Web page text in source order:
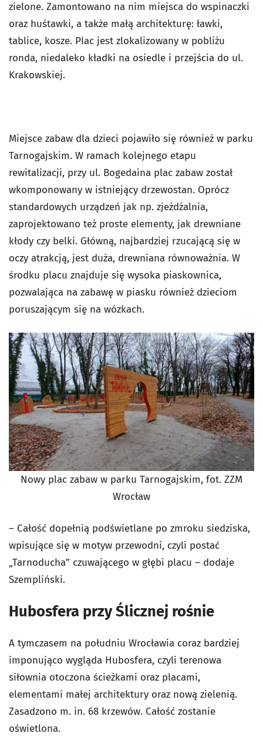
zielone. Zamontowano na nim miejsca do wspinaczki
oraz huśtawki, a także małą architekturę: ławki,
tablice, kosze. Plac jest zlokalizowany w pobliżu
ronda, niedaleko kładki na osiedle i przejścia do ul.
Krakowskiej.
Miejsce zabaw dla dzieci pojawiło się również w parku
Tarnogajskim. W ramach kolejnego etapu
rewitalizacji, przy ul. Bogedaina plac zabaw został
wkomponowany w istniejący drzewostan. Oprócz
standardowych urządzeń jak np. zjeżdżalnia,
zaprojektowano też proste elementy, jak drewniane
kłody czy belki. Główną, najbardziej rzucającą się w
oczy atrakcją, jest duża, drewniana równoważnia. W
środku placu znajduje się wysoka piaskownica,
pozwalająca na zabawę w piasku również dzieciom
poruszającym się na wózkach.
Nowy plac zabaw w parku Tarnogajskim, fot. ZZM
Wrocław
– Całość dopełnią podświetlane po zmroku siedziska,
wpisujące się w motyw przewodni, czyli postać
„Tarnoducha” czuwającego w głębi placu – dodaje
Szempliński.
Hubosfera przy Ślicznej rośnie
A tymczasem na południu Wrocławia coraz bardziej
imponująco wygląda Hubosfera, czyli terenowa
siłownia otoczona ścieżkami oraz placami,
elementami małej architektury oraz nową zielenią.
Zasadzono m. in. 68 krzewów. Całość zostanie
oświetlona.